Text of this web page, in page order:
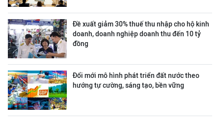
Đề xuất giảm 30% thuế thu nhập cho hộ kinh
doanh, doanh nghiệp doanh thu đến 10 tỷ
đồng
Đổi mới mô hình phát triển đất nước theo
hướng tự cường, sáng tạo, bền vững